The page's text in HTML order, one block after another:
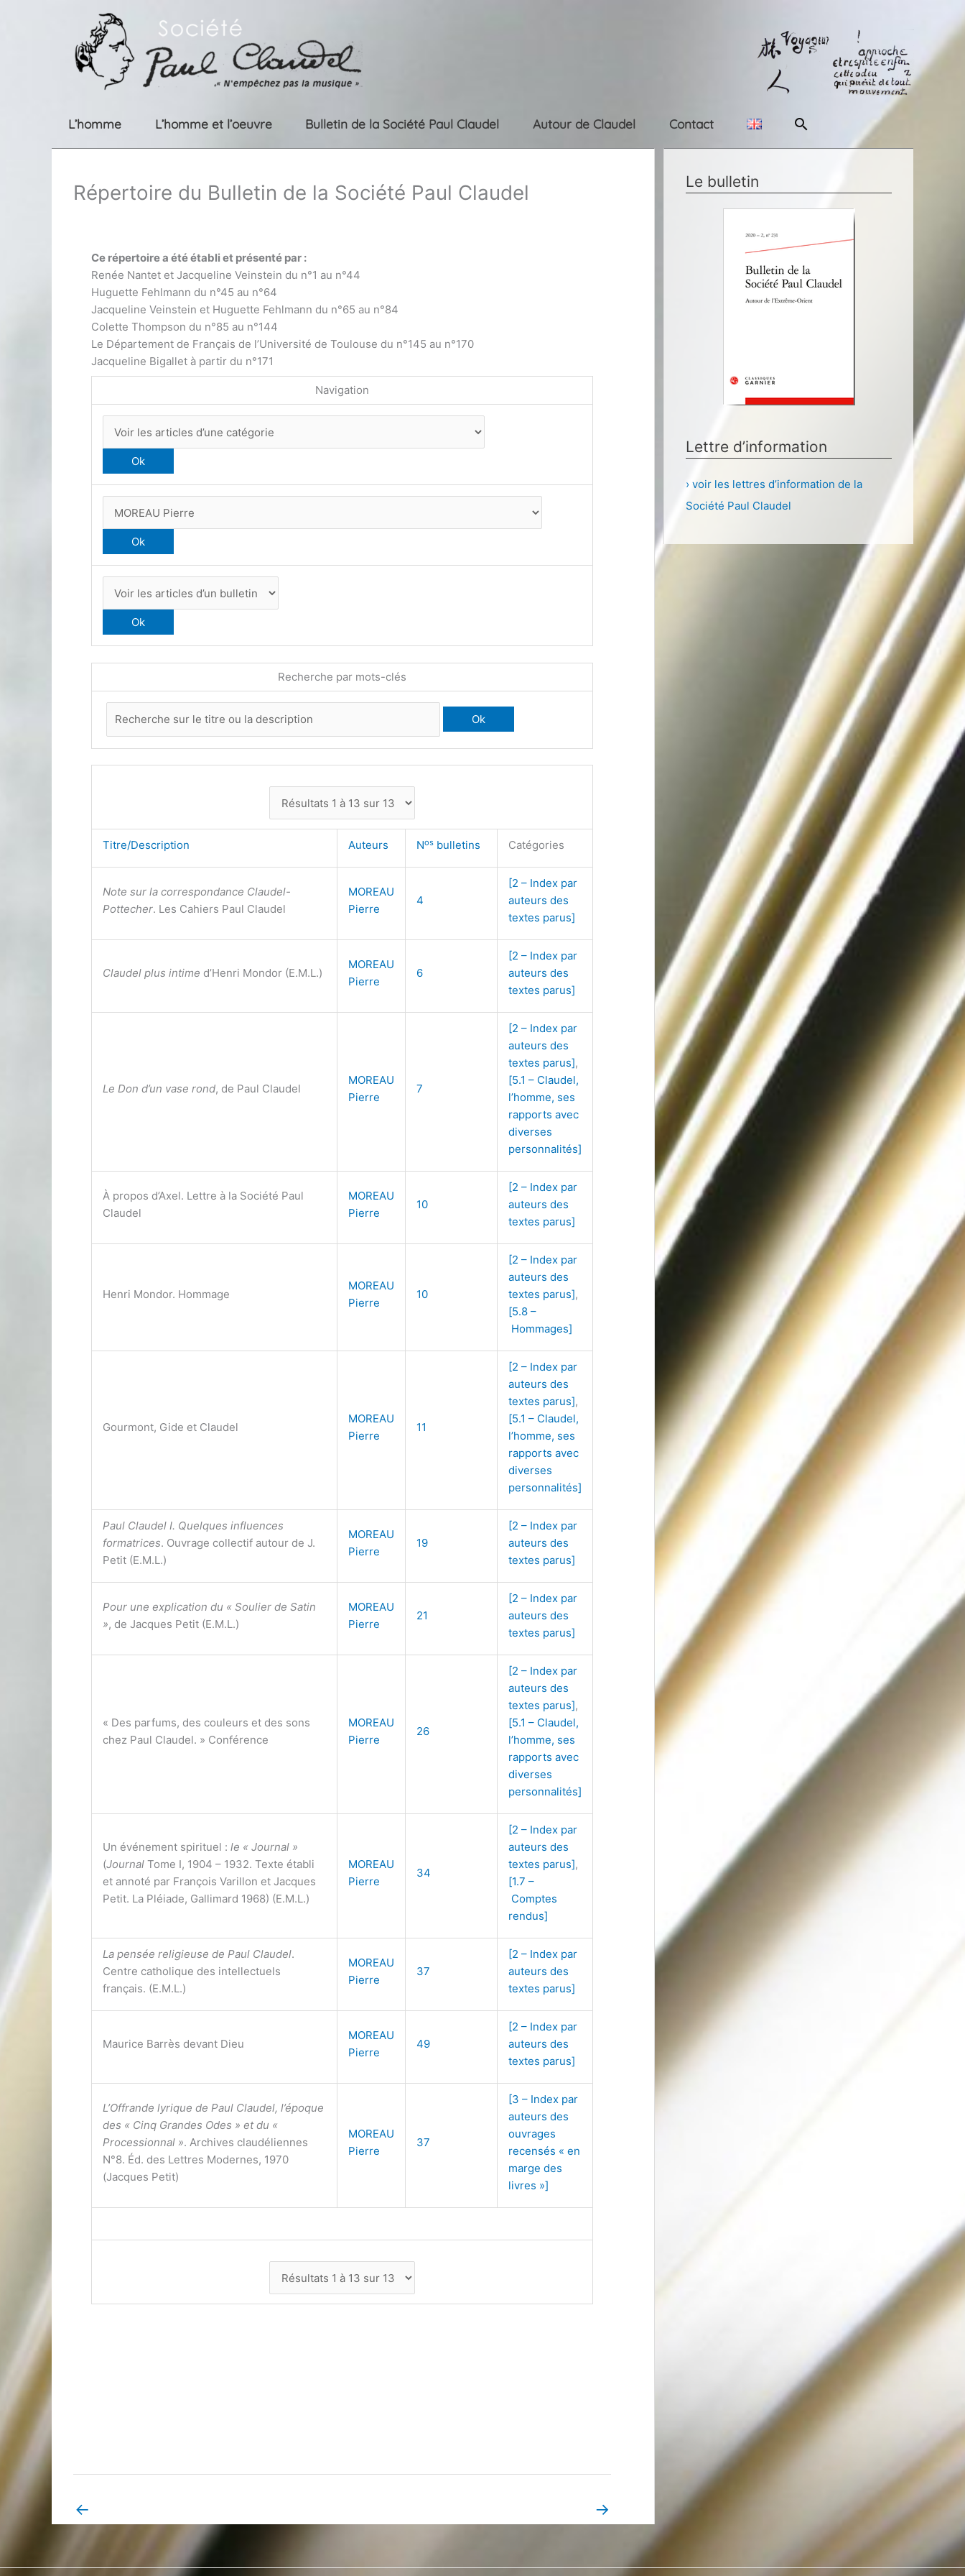
L’homme L’homme et l’oeuvre Bulletin de la Société Paul Claudel Autour de Claudel Contact Rechercher
Répertoire du Bulletin de la Société Paul Claudel
Ce répertoire a été établi et présenté par :
Renée Nantet et Jacqueline Veinstein du n°1 au n°44
Huguette Fehlmann du n°45 au n°64
Jacqueline Veinstein et Huguette Fehlmann du n°65 au n°84
Colette Thompson du n°85 au n°144
Le Département de Français de l’Université de Toulouse du n°145 au n°170
Jacqueline Bigallet à partir du n°171
Navigation
Recherche par mots-clés
Titre/Description Auteurs Nos bulletins Catégories
Note sur la correspondance Claudel-
Pottecher. Les Cahiers Paul Claudel
MOREAU
Pierre
4
[2 – Index par
auteurs des
textes parus]
Claudel plus intime d’Henri Mondor (E.M.L.)
MOREAU
Pierre
6
[2 – Index par
auteurs des
textes parus]
Le Don d’un vase rond, de Paul Claudel
MOREAU
Pierre
7
[2 – Index par
auteurs des
textes parus],
[5.1 – Claudel,
l’homme, ses
rapports avec
diverses
personnalités]
À propos d’Axel. Lettre à la Société Paul
Claudel
MOREAU
Pierre
10
[2 – Index par
auteurs des
textes parus]
Henri Mondor. Hommage
MOREAU
Pierre
10
[2 – Index par
auteurs des
textes parus],
[5.8 –
Hommages]
Gourmont, Gide et Claudel
MOREAU
Pierre
11
[2 – Index par
auteurs des
textes parus],
[5.1 – Claudel,
l’homme, ses
rapports avec
diverses
personnalités]
Paul Claudel I. Quelques influences
formatrices. Ouvrage collectif autour de J.
Petit (E.M.L.)
MOREAU
Pierre
19
[2 – Index par
auteurs des
textes parus]
Pour une explication du « Soulier de Satin
», de Jacques Petit (E.M.L.)
MOREAU
Pierre
21
[2 – Index par
auteurs des
textes parus]
« Des parfums, des couleurs et des sons
chez Paul Claudel. » Conférence
MOREAU
Pierre
26
[2 – Index par
auteurs des
textes parus],
[5.1 – Claudel,
l’homme, ses
rapports avec
diverses
personnalités]
Un événement spirituel : le « Journal »
(Journal Tome I, 1904 – 1932. Texte établi
et annoté par François Varillon et Jacques
Petit. La Pléiade, Gallimard 1968) (E.M.L.)
MOREAU
Pierre
34
[2 – Index par
auteurs des
textes parus],
[1.7 –
Comptes
rendus]
La pensée religieuse de Paul Claudel.
Centre catholique des intellectuels
français. (E.M.L.)
MOREAU
Pierre
37
[2 – Index par
auteurs des
textes parus]
Maurice Barrès devant Dieu
MOREAU
Pierre
49
[2 – Index par
auteurs des
textes parus]
L’Offrande lyrique de Paul Claudel, l’époque
des « Cinq Grandes Odes » et du «
Processionnal ». Archives claudéliennes
N°8. Éd. des Lettres Modernes, 1970
(Jacques Petit)
MOREAU
Pierre
37
[3 – Index par
auteurs des
ouvrages
recensés « en
marge des
livres »]
← →
Le bulletin
Lettre d’information
› voir les lettres d’information de la
Société Paul Claudel